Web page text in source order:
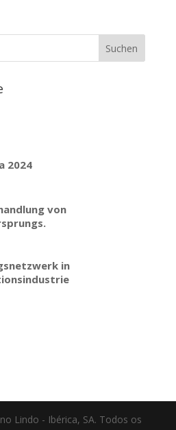
2024
von
in
Lindo - Ibérica, SA. Todos os